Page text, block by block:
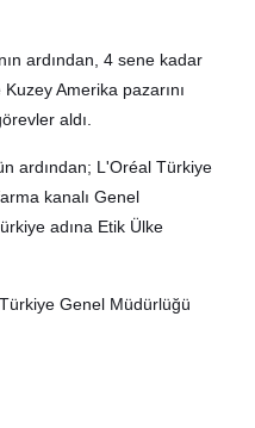
ardından, 4 sene kadar
Amerika pazarını
aldı.
ardından; L'Oréal Türkiye
kanalı Genel
adına Etik Ülke
Genel Müdürlüğü